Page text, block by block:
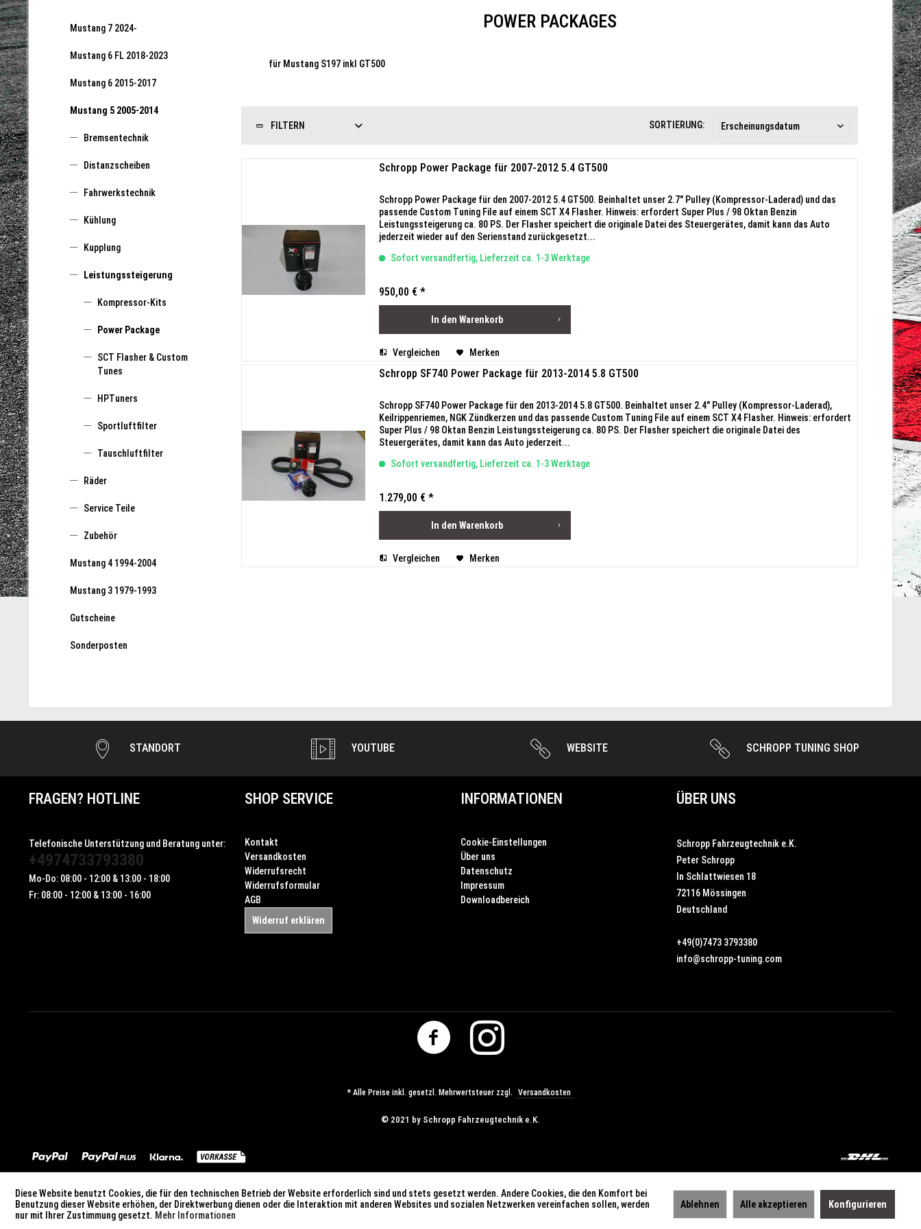
Mustang 7 2024-
Mustang 6 FL 2018-2023
Mustang 6 2015-2017
Mustang 5 2005-2014
Bremsentechnik
Distanzscheiben
Fahrwerkstechnik
Kühlung
Kupplung
Leistungssteigerung
Kompressor-Kits
Power Package
SCT Flasher & Custom
Tunes
HPTuners
Sportluftfilter
Tauschluftfilter
Räder
Service Teile
Zubehör
Mustang 4 1994-2004
Mustang 3 1979-1993
Gutscheine
Sonderposten
POWER PACKAGES
für Mustang S197 inkl GT500
FILTERN SORTIERUNG:
Schropp Power Package für 2007-2012 5.4 GT500
Schropp Power Package für den 2007-2012 5.4 GT500. Beinhaltet unser 2.7" Pulley (Kompressor-Laderad) und das
passende Custom Tuning File auf einem SCT X4 Flasher. Hinweis: erfordert Super Plus / 98 Oktan Benzin
Leistungssteigerung ca. 80 PS. Der Flasher speichert die originale Datei des Steuergerätes, damit kann das Auto
jederzeit wieder auf den Serienstand zurückgesetzt...
Sofort versandfertig, Lieferzeit ca. 1-3 Werktage
950,00 € *
In den Warenkorb
Vergleichen Merken
Schropp SF740 Power Package für 2013-2014 5.8 GT500
Schropp SF740 Power Package für den 2013-2014 5.8 GT500. Beinhaltet unser 2.4" Pulley (Kompressor-Laderad),
Keilrippenriemen, NGK Zündkerzen und das passende Custom Tuning File auf einem SCT X4 Flasher. Hinweis: erfordert
Super Plus / 98 Oktan Benzin Leistungssteigerung ca. 80 PS. Der Flasher speichert die originale Datei des
Steuergerätes, damit kann das Auto jederzeit...
Sofort versandfertig, Lieferzeit ca. 1-3 Werktage
1.279,00 € *
In den Warenkorb
Vergleichen Merken
STANDORT YOUTUBE WEBSITE SCHROPP TUNING SHOP
FRAGEN? HOTLINE
Telefonische Unterstützung und Beratung unter:
+4974733793380
Mo-Do: 08:00 - 12:00 & 13:00 - 18:00
Fr: 08:00 - 12:00 & 13:00 - 16:00
SHOP SERVICE
Kontakt
Versandkosten
Widerrufsrecht
Widerrufsformular
AGB
Widerruf erklären
INFORMATIONEN
Cookie-Einstellungen
Über uns
Datenschutz
Impressum
Downloadbereich
ÜBER UNS
Schropp Fahrzeugtechnik e.K.
Peter Schropp
In Schlattwiesen 18
72116 Mössingen
Deutschland
+49(0)7473 3793380
info@schropp-tuning.com
* Alle Preise inkl. gesetzl. Mehrwertsteuer zzgl. Versandkosten
© ​2021 by Schropp Fahrzeugtechnik e.K.
Diese Website benutzt Cookies, die für den technischen Betrieb der Website erforderlich sind und stets gesetzt werden. Andere Cookies, die den Komfort bei
Benutzung dieser Website erhöhen, der Direktwerbung dienen oder die Interaktion mit anderen Websites und sozialen Netzwerken vereinfachen sollen, werden
nur mit Ihrer Zustimmung gesetzt. Mehr Informationen
Ablehnen Alle akzeptieren Konfigurieren